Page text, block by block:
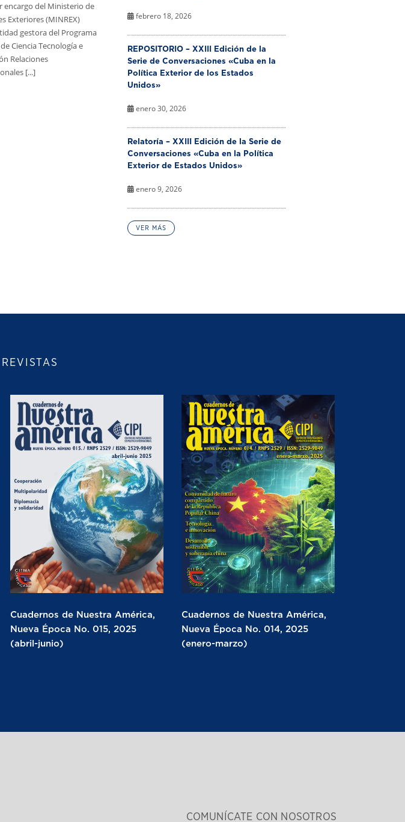
encargo del Ministerio de
Exteriores (MINREX)
gestora del Programa
Ciencia Tecnología e
Relaciones
[...]
febrero 18, 2026
REPOSITORIO – XXIII Edición de la
Serie de Conversaciones «Cuba en la
Política Exterior de los Estados
Unidos»
enero 30, 2026
Relatoría – XXIII Edición de la Serie de
Conversaciones «Cuba en la Política
Exterior de Estados Unidos»
enero 9, 2026
VER MÁS
Cuadernos de Nuestra América,
Nueva Época No. 015, 2025
(abril-junio)
Cuadernos de Nuestra América,
Nueva Época No. 014, 2025
(enero-marzo)
COMUNÍCATE CON NOSOTROS